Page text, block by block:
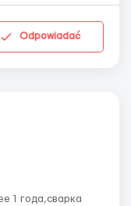
Odpowiadać
1 года,сварка